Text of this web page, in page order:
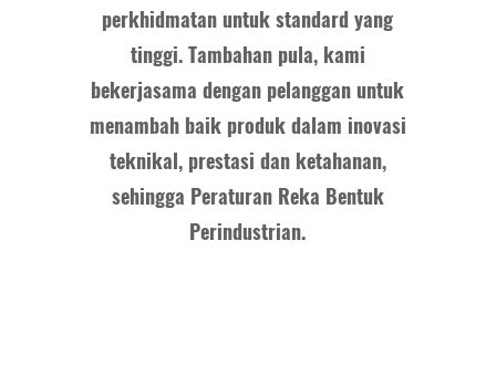
perkhidmatan untuk standard yang
tinggi. Tambahan pula, kami
bekerjasama dengan pelanggan untuk
menambah baik produk dalam inovasi
teknikal, prestasi dan ketahanan,
sehingga Peraturan Reka Bentuk
Perindustrian.